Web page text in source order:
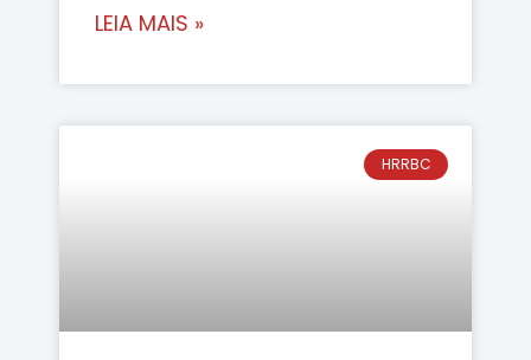
LEIA MAIS »
HRRBC